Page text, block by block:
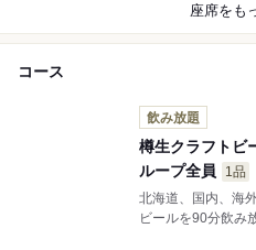
座席をも
コース
飲み放題
樽生クラフトビ
ループ全員
1品
北海道、国内、海
ビールを90分飲み